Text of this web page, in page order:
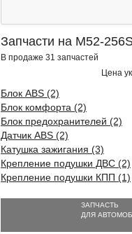
Запчасти на M52-
В продаже 31 запчастей
Цена
Блок ABS (2)
Блок комфорта (2)
Блок предохранителей (2)
Датчик ABS (2)
Катушка зажигания (3)
Крепление подушки ДВС (2)
Крепление подушки КПП (1)
ЗАПЧАСТЬ
ДЛЯ